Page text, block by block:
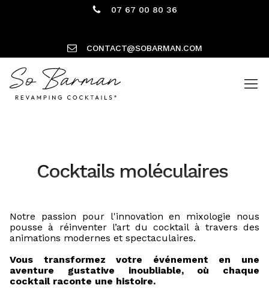
07 67 00 80 36
CONTACT@SOBARMAN.COM
Cocktails moléculaires
Notre passion pour l'innovation en mixologie nous
pousse à réinventer l’art du cocktail à travers des
animations modernes et spectaculaires.
Vous transformez votre événement en une
aventure gustative inoubliable, où chaque
cocktail raconte une histoire.